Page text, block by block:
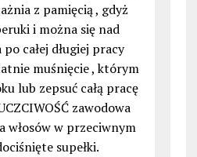
z pamięcią , gdyż
i można się nad
po całej długiej pracy
muśnięcie , którym
lub zepsuć całą pracę
zawodowa
włosów w przeciwnym
supełki.